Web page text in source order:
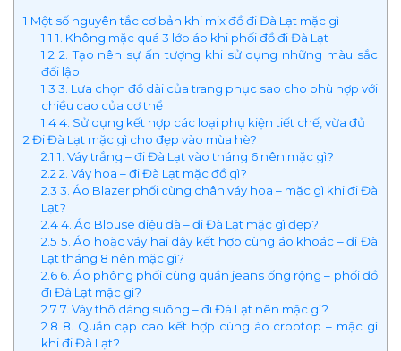
1 Một số nguyên tắc cơ bản khi mix đồ đi Đà Lạt mặc gì
1.1 1. Không mặc quá 3 lớp áo khi phối đồ đi Đà Lạt
1.2 2. Tạo nên sự ấn tượng khi sử dụng những màu sắc
đối lập
1.3 3. Lựa chọn đồ dài của trang phục sao cho phù hợp với
chiều cao của cơ thể
1.44. Sử dụng kết hợp các loại phụ kiện tiết chế, vừa đủ
2 Đi Đà Lạt mặc gì cho đẹp vào mùa hè?
2.1 1. Váy trắng – đi Đà Lạt vào tháng 6 nên mặc gì?
2.2 2. Váy hoa – đi Đà Lạt mặc đồ gì?
2.3 3. Áo Blazer phối cùng chân váy hoa – mặc gì khi đi Đà
Lạt?
2.44. Áo Blouse điệu đà – đi Đà Lạt mặc gì đẹp?
2.5 5. Áo hoặc váy hai dây kết hợp cùng áo khoác – đi Đà
Lạt tháng 8 nên mặc gì?
2.66. Áo phông phối cùng quần jeans ống rộng – phối đồ
đi Đà Lạt mặc gì?
2.7 7. Váy thô dáng suông – đi Đà Lạt nên mặc gì?
2.8 8. Quần cạp cao kết hợp cùng áo croptop – mặc gì
khi đi Đà Lạt?